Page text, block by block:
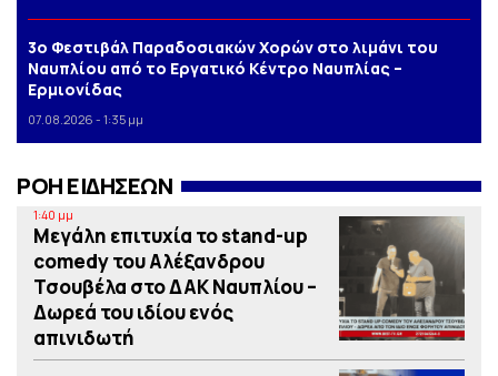
3o Φεστιβάλ Παραδοσιακών Χορών στο λιμάνι του
Ναυπλίου από το Εργατικό Κέντρο Ναυπλίας –
Ερμιονίδας
07.08.2026 - 1:35 μμ
ΡΟΗ ΕΙΔΗΣΕΩΝ
1:40 μμ
Μεγάλη επιτυχία το stand-up
comedy του Αλέξανδρου
Τσουβέλα στο ΔΑΚ Ναυπλίου –
Δωρεά του ιδίου ενός
απινιδωτή